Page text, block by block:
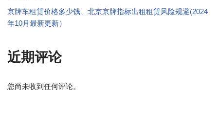
京牌车租赁价格多少钱、北京京牌指标出租租赁风险规避(2024
年10月最新更新）
近期评论
您尚未收到任何评论。